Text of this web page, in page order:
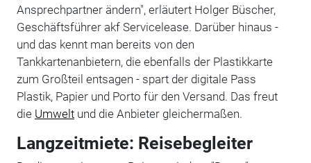
Ansprechpartner ändern", erläutert Holger Büscher,
Geschäftsführer akf Servicelease. Darüber hinaus -
und das kennt man bereits von den
Tankkartenanbietern, die ebenfalls der Plastikkarte
zum Großteil entsagen - spart der digitale Pass
Plastik, Papier und Porto für den Versand. Das freut
die Umweltund die Anbieter gleichermaßen.
Langzeitmiete: Reisebegleiter